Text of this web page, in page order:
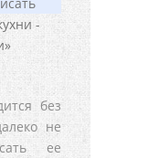
без
не
ее